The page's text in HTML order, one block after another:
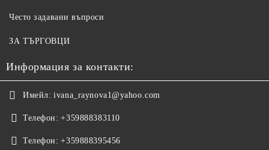
Често задавани въпроси
ЗА ТЪРГОВЦИ
Информация за контакти:
Имейл: ivana_raynova1@yahoo.com
Телефон: +359888383110
Телефон: +359888395456